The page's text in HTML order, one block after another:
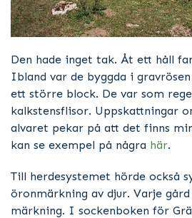
Den hade inget tak. Åt ett håll
Ibland var de byggda i
ett större block. De var som
kalkstensflisor. Uppskattningar
alvaret pekar på att det finns
kan se exempel på några här.
Till herdesystemet hörde också
öronmärkning av djur. Varje gård
märkning. I sockenboken för